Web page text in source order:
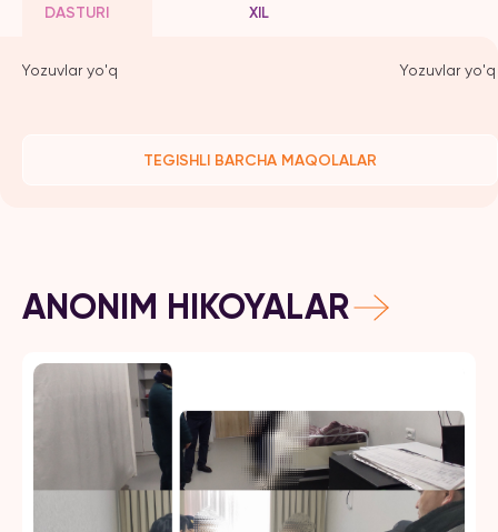
DASTURI
XIL
Yozuvlar yo'q Yozuvlar yo'q
TEGISHLI BARCHA MAQOLALAR
ANONIM HIKOYALAR